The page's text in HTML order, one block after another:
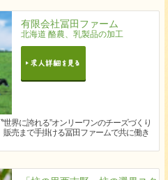
有限会社冨田ファーム
北海道 酪農、乳製品の加工
界に誇れる”オンリーワンのチーズづくり
売まで手掛ける冨田ファームで共に働き